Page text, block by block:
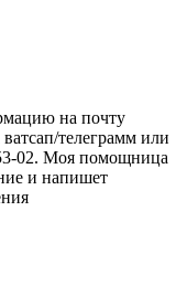
на почту
телеграмм или
02. Моя помощница
и напишет